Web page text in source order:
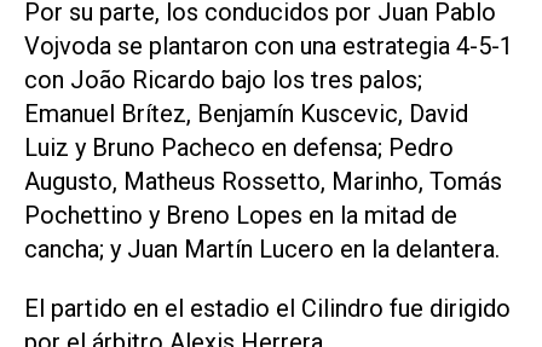
Por su parte, los conducidos por Juan Pablo
Vojvoda se plantaron con una estrategia 4-5-1
con João Ricardo bajo los tres palos;
Emanuel Brítez, Benjamín Kuscevic, David
Luiz y Bruno Pacheco en defensa; Pedro
Augusto, Matheus Rossetto, Marinho, Tomás
Pochettino y Breno Lopes en la mitad de
cancha; y Juan Martín Lucero en la delantera.
El partido en el estadio el Cilindro fue dirigido